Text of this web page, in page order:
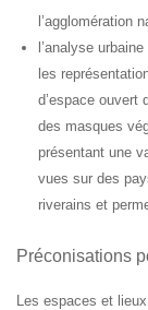
l’agglomération
l’analyse
les
d’espace ouvert
des masques
présentant une
vues sur des
riverains et
Préconisations
Les espaces et